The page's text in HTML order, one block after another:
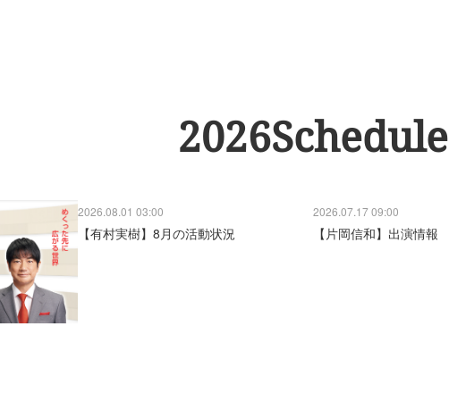
2026Schedule
2026.08.01 03:00
【有村実樹】8月の活動状況
2026.07.17 09:00
【片岡信和】出演情報